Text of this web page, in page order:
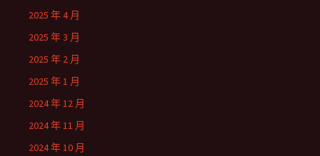
2025 年 4 月
2025 年 3 月
2025 年 2 月
2025 年 1 月
2024 年 12 月
2024 年 11 月
2024 年 10 月